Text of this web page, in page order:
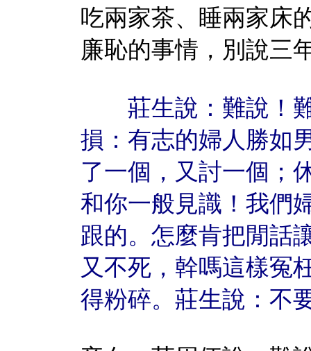
吃兩家茶、睡兩家床
廉恥的事情，別說三
莊生說：難說！難
損：有志的婦人勝如
了一個，又討一個；
和你一般見識！我們
跟的。怎麼肯把閒話
又不死，幹嗎這樣冤
得粉碎。莊生說：不